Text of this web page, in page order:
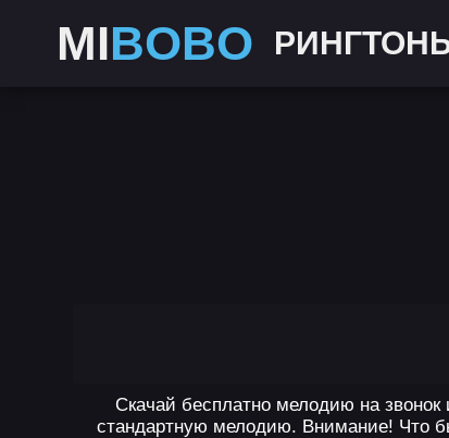
MIBOBO
Скачай бесплатно мелодию на
стандартную мелодию. Внимание! Что